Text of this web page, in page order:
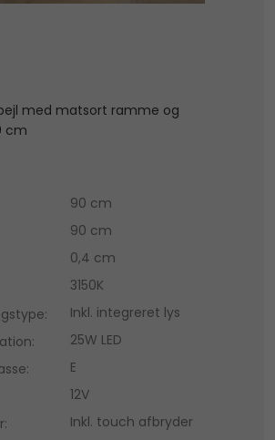
med matsort ramme og
cm
90 cm
90 cm
0,4 cm
3150K
Inkl. integreret lys
25W LED
E
12V
Inkl. touch afbryder